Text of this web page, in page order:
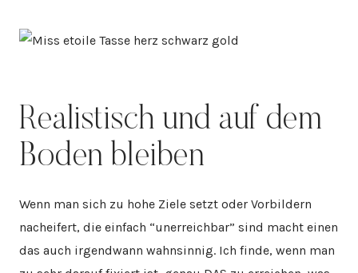
Realistisch und auf dem
Boden bleiben
Wenn man sich zu hohe Ziele setzt oder Vorbildern
nacheifert, die einfach “unerreichbar” sind macht einen
das auch irgendwann wahnsinnig. Ich finde, wenn man